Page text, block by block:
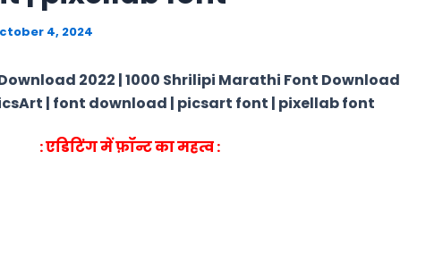
4, 2024
2022 | 1000 Shrilipi Marathi Font Download
| font download | picsart font | pixellab font
: एडिटिंग में फ़ॉन्ट का महत्व :